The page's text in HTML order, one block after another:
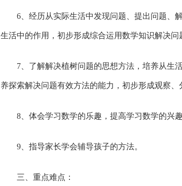
6、经历从实际生活中发现问题、提出问题、
生活中的作用，初步形成综合运用数学知识解决问
7、了解解决植树问题的思想方法，培养从生
养探索解决问题有效方法的能力，初步形成观察、
8、体会学习数学的乐趣，提高学习数学的兴
9、指导家长学会辅导孩子的方法。
三、重点难点：